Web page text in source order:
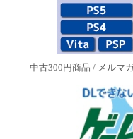
中古300円商品 / メルマ